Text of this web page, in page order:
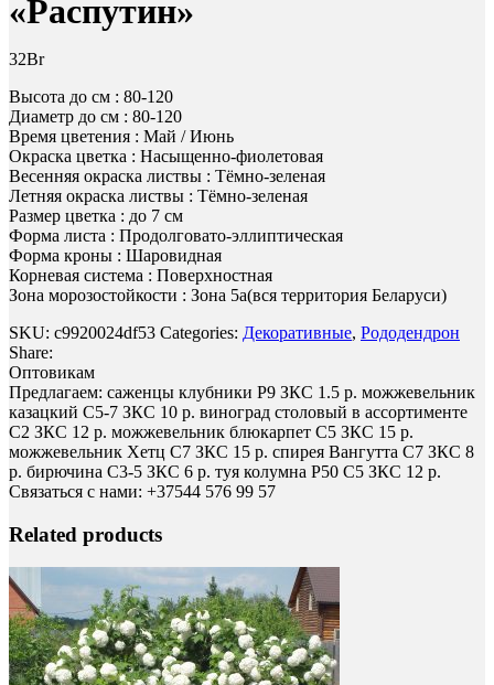
«Распутин»
32Br
Высота до см : 80-120
Диаметр до см : 80-120
Время цветения : Май / Июнь
Окраска цветка : Насыщенно-фиолетовая
Весенняя окраска листвы : Тёмно-зеленая
Летняя окраска листвы : Тёмно-зеленая
Размер цветка : до 7 см
Форма листа : Продолговато-эллиптическая
Форма кроны : Шаровидная
Корневая система : Поверхностная
Зона морозостойкости : Зона 5а(вся территория Беларуси)
SKU: c9920024df53 Categories: Декоративные, Рододендрон
Share:
Оптовикам
Предлагаем: саженцы клубники Р9 ЗКС 1.5 р. можжевельник
казацкий С5-7 ЗКС 10 р. виноград столовый в ассортименте
С2 ЗКС 12 р. можжевельник блюкарпет С5 ЗКС 15 р.
можжевельник Хетц С7 ЗКС 15 р. спирея Вангутта С7 ЗКС 8
р. бирючина С3-5 ЗКС 6 р. туя колумна Р50 С5 ЗКС 12 р.
Связаться с нами: +37544 576 99 57
Related products